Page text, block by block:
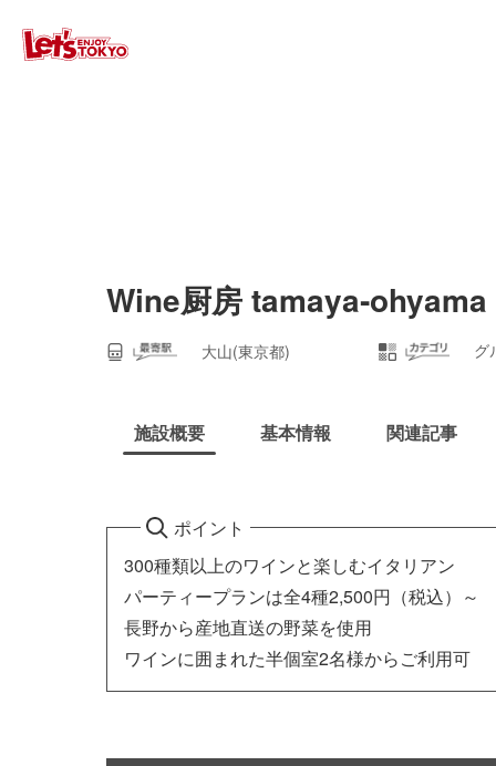
Wine厨房 tamaya‐ohyama
大山(東京都) グ
施設概要 基本情報 関連記事
ポイント
300種類以上のワインと楽しむイタリアン
パーティープランは全4種2,500円（税込）～
長野から産地直送の野菜を使用
ワインに囲まれた半個室2名様からご利用可